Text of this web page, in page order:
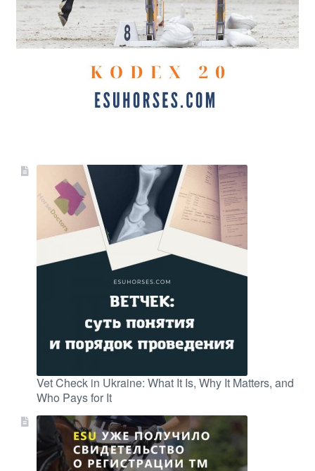
Vet Check in Ukraine: What It Is, Why It Matters, and
Who Pays for It